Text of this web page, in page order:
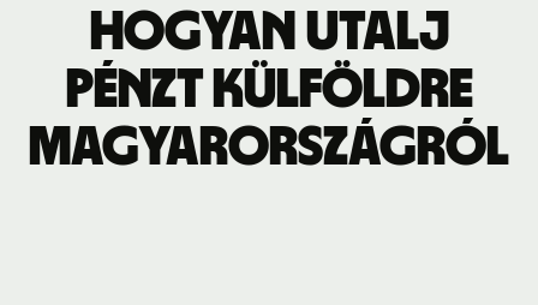
Hogyan utalj
pénzt külföldre
Magyarországról